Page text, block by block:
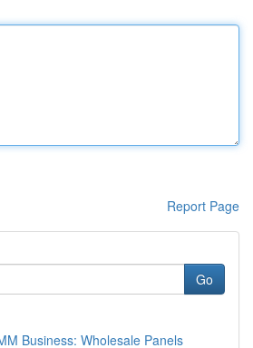
Report Page
Go
Business: Wholesale Panels